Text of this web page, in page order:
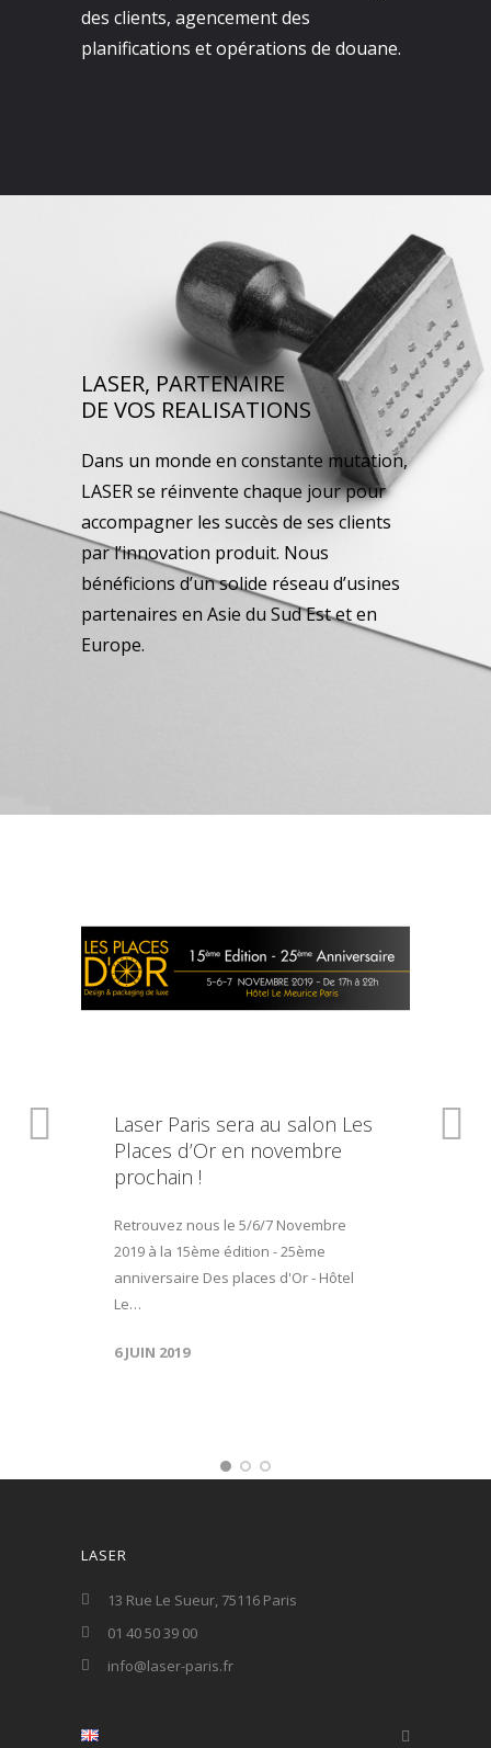
des clients, agencement des
planifications et opérations de douane.
LASER, PARTENAIRE
DE VOS REALISATIONS
Dans un monde en constante mutation,
LASER se réinvente chaque jour pour
accompagner les succès de ses clients
par l’innovation produit. Nous
bénéficions d’un solide réseau d’usines
partenaires en Asie du Sud Est et en
Europe.
Laser Paris sera au salon Les
Places d’Or en novembre
prochain !
Retrouvez nous le 5/6/7 Novembre
2019 à la 15ème édition - 25ème
anniversaire Des places d'Or - Hôtel
Le…
6 JUIN 2019
LASER
13 Rue Le Sueur, 75116 Paris
01 40 50 39 00
info@laser-paris.fr